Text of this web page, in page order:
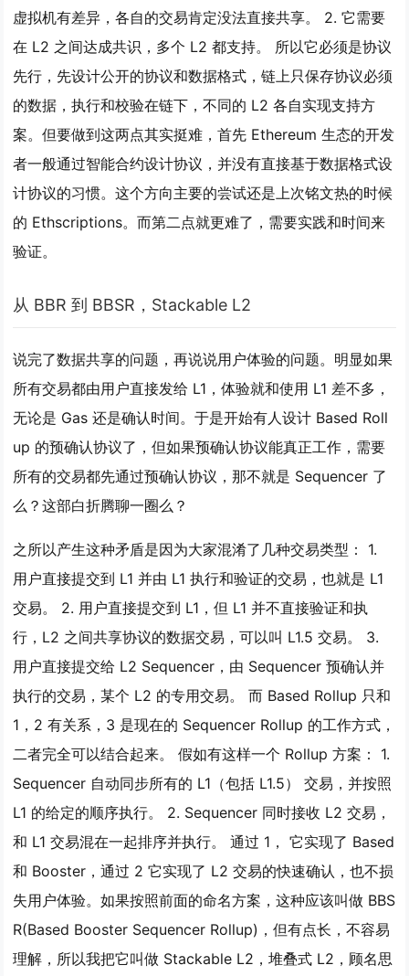
虚拟机有差异，各自的交易肯定没法直接共享。 2. 它需要
在 L2 之间达成共识，多个 L2 都支持。 所以它必须是协议
先行，先设计公开的协议和数据格式，链上只保存协议必须
的数据，执行和校验在链下，不同的 L2 各自实现支持方
案。但要做到这两点其实挺难，首先 Ethereum 生态的开发
者一般通过智能合约设计协议，并没有直接基于数据格式设
计协议的习惯。这个方向主要的尝试还是上次铭文热的时候
的 Ethscriptions。而第二点就更难了，需要实践和时间来
验证。
从 BBR 到 BBSR，Stackable L2
说完了数据共享的问题，再说说用户体验的问题。明显如果
所有交易都由用户直接发给 L1，体验就和使用 L1 差不多，
无论是 Gas 还是确认时间。于是开始有人设计 Based Roll
up 的预确认协议了，但如果预确认协议能真正工作，需要
所有的交易都先通过预确认协议，那不就是 Sequencer 了
么？这部白折腾聊一圈么？
之所以产生这种矛盾是因为大家混淆了几种交易类型： 1.
用户直接提交到 L1 并由 L1 执行和验证的交易，也就是 L1
交易。 2. 用户直接提交到 L1，但 L1 并不直接验证和执
行，L2 之间共享协议的数据交易，可以叫 L1.5 交易。 3.
用户直接提交给 L2 Sequencer，由 Sequencer 预确认并
执行的交易，某个 L2 的专用交易。 而 Based Rollup 只和
1，2 有关系，3 是现在的 Sequencer Rollup 的工作方式，
二者完全可以结合起来。 假如有这样一个 Rollup 方案： 1.
Sequencer 自动同步所有的 L1（包括 L1.5） 交易，并按照
L1 的给定的顺序执行。 2. Sequencer 同时接收 L2 交易，
和 L1 交易混在一起排序并执行。 通过 1， 它实现了 Based
和 Booster，通过 2 它实现了 L2 交易的快速确认，也不损
失用户体验。如果按照前面的命名方案，这种应该叫做 BBS
R(Based Booster Sequencer Rollup)，但有点长，不容易
理解，所以我把它叫做 Stackable L2，堆叠式 L2，顾名思